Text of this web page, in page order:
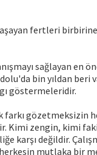
fertleri
sağlayan en
bin yıldan beri
göstermeleridir.
farkı gözetmeksizin
Kimi zengin, kimi
karşı değildir.
mutlaka bir